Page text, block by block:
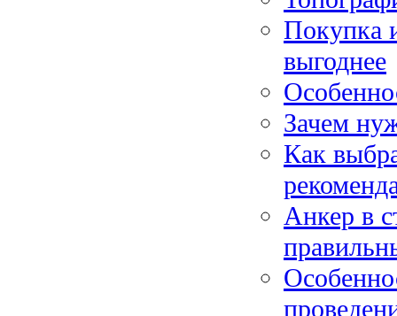
Покупка
выгоднее
Зачем
Как
Анкер в